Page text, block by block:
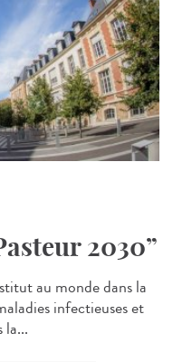
2030”
au monde dans la
infectieuses et
la...